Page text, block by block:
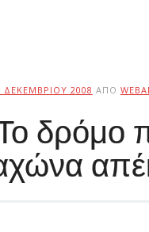
ΔΕΚΕΜΒΡΊΟΥ 2008 ΑΠΌ
δρόμο